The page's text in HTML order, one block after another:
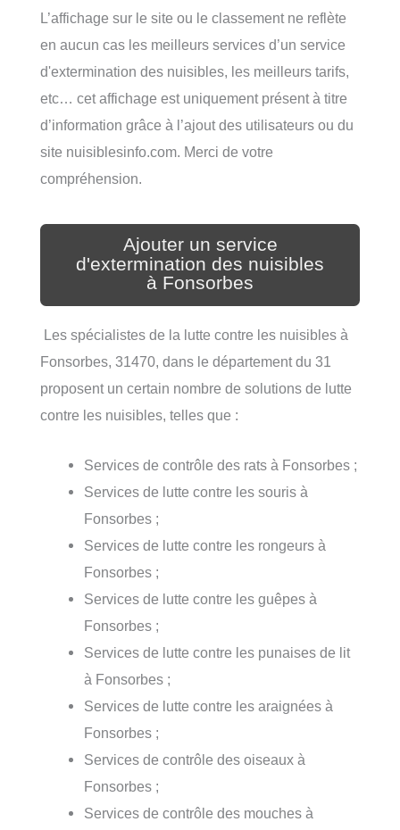
L’affichage sur le site ou le classement ne reflète
en aucun cas les meilleurs services d’un service
d'extermination des nuisibles, les meilleurs tarifs,
etc… cet affichage est uniquement présent à titre
d’information grâce à l’ajout des utilisateurs ou du
site nuisiblesinfo.com. Merci de votre
compréhension.
Ajouter un service
d'extermination des nuisibles
à Fonsorbes
Les spécialistes de la lutte contre les nuisibles à
Fonsorbes, 31470, dans le département du 31
proposent un certain nombre de solutions de lutte
contre les nuisibles, telles que :
Services de contrôle des rats à Fonsorbes ;
Services de lutte contre les souris à
Fonsorbes ;
Services de lutte contre les rongeurs à
Fonsorbes ;
Services de lutte contre les guêpes à
Fonsorbes ;
Services de lutte contre les punaises de lit
à Fonsorbes ;
Services de lutte contre les araignées à
Fonsorbes ;
Services de contrôle des oiseaux à
Fonsorbes ;
Services de contrôle des mouches à